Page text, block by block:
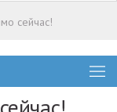
сейчас!